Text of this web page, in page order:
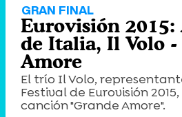
GRAN FINAL
Eurovisión
de Italia, Il Volo -
Amore
El trío Il Volo,
Festival de Eurovisión
canción "Grande Amore".